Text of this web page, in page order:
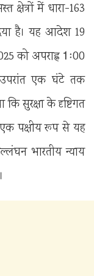
क्षेत्रों में धारा-163
है। यह आदेश 19
को अपराह्न 1ः00
उपरांत एक घंटे तक
कि सुरक्षा के दृष्टिगत
पक्षीय रूप से यह
भारतीय न्याय